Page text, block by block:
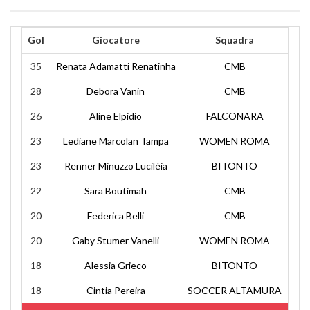
Gol Giocatore Squadra
35 Renata Adamatti Renatinha CMB
28 Debora Vanin CMB
26 Aline Elpidio FALCONARA
23 Lediane Marcolan Tampa WOMEN ROMA
23 Renner Minuzzo Luciléia BITONTO
22 Sara Boutimah CMB
20 Federica Belli CMB
20 Gaby Stumer Vanelli WOMEN ROMA
18 Alessia Grieco BITONTO
18 Cintia Pereira SOCCER ALTAMURA